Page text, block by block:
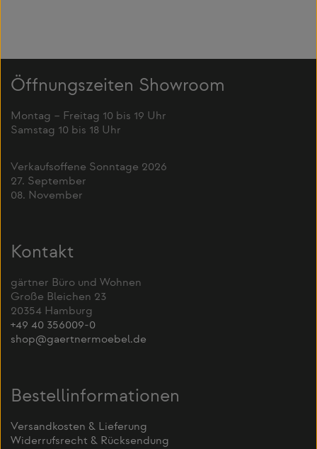
Öffnungszeiten Showroom
Montag – Freitag 10 bis 19 Uhr
Samstag 10 bis 18 Uhr
Verkaufsoffene Sonntage 2026
27. September
08. November
Kontakt
gärtner Büro und Wohnen
Große Bleichen 23
20354 Hamburg
+49 40 356009-0
shop@gaertnermoebel.de
Bestellinformationen
Versandkosten & Lieferung
Widerrufsrecht & Rücksendung